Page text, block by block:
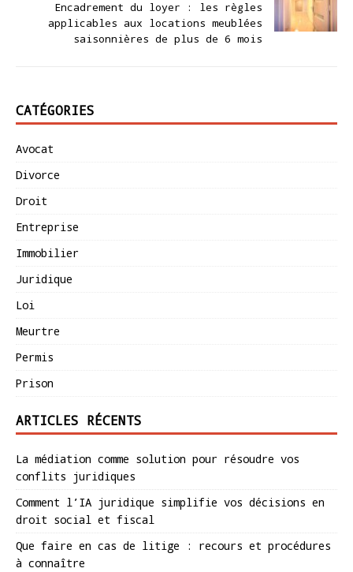
Encadrement du loyer : les règles
applicables aux locations meublées
saisonnières de plus de 6 mois
CATÉGORIES
Avocat
Divorce
Droit
Entreprise
Immobilier
Juridique
Loi
Meurtre
Permis
Prison
ARTICLES RÉCENTS
La médiation comme solution pour résoudre vos
conflits juridiques
Comment l’IA juridique simplifie vos décisions en
droit social et fiscal
Que faire en cas de litige : recours et procédures
à connaître